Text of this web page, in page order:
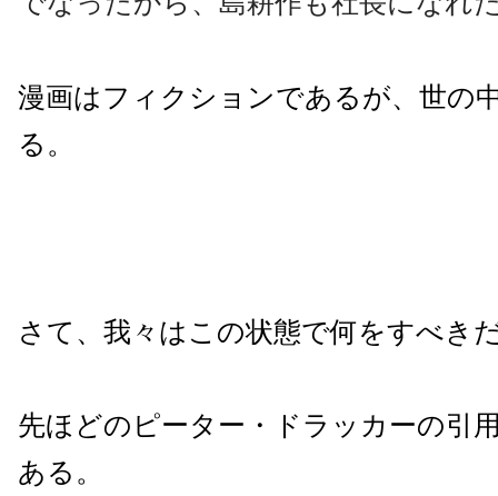
漫画はフィクションであるが、世の
る。
さて、我々はこの状態で何をすべき
先ほどのピーター・ドラッカーの引
ある。